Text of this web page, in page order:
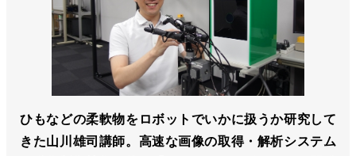
ひもなどの柔軟物をロボットでいかに扱うか研究して
きた山川雄司講師。高速な画像の取得・解析システム